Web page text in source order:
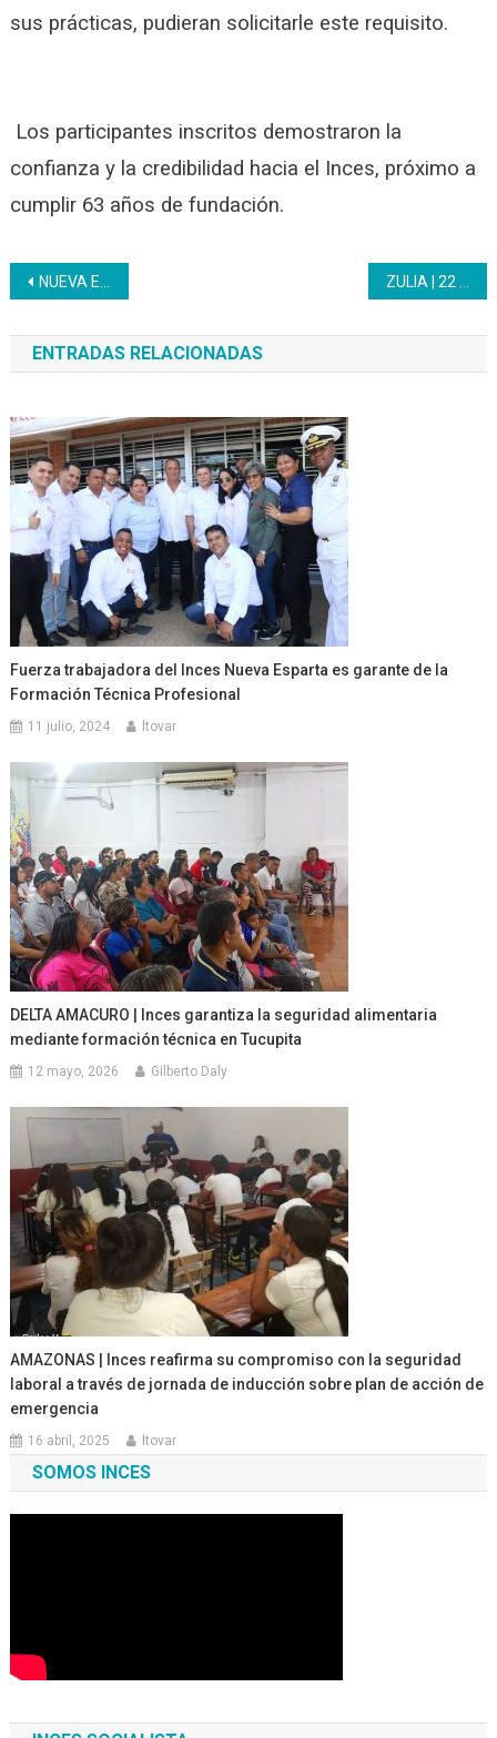
sus prácticas, pudieran solicitarle este requisito.
Los participantes inscritos demostraron la
confianza y la credibilidad hacia el Inces, próximo a
cumplir 63 años de fundación.
Navegación
de
entradas
NUEVA ESPARTA | Los niños Inces celebraron en grande su día
ENTRADAS RELACIONADAS
Fuerza trabajadora del Inces Nueva Esparta es garante de la
Formación Técnica Profesional
11 julio, 2024 ltovar
DELTA AMACURO | Inces garantiza la seguridad alimentaria
mediante formación técnica en Tucupita
12 mayo, 2026 Gilberto Daly
AMAZONAS | Inces reafirma su compromiso con la seguridad
laboral a través de jornada de inducción sobre plan de acción de
emergencia
16 abril, 2025 ltovar
SOMOS INCES